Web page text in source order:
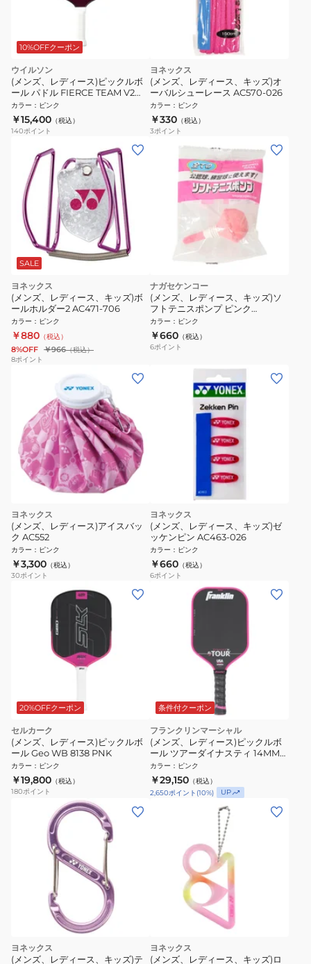
10%OFFクーポン
ウイルソン
(メンズ、レディース)ピックルボ
ール パドル FIERCE TEAM V2
PINK WR89139011U2
カラー ： ピンク
￥15,400 （税込）
140ポイント
ヨネックス
(メンズ、レディース、キッズ)オ
ーバルシューレース AC570-026
カラー ： ピンク
￥330 （税込）
3ポイント
SALE
ヨネックス
(メンズ、レディース、キッズ)ボ
ールホルダー2 AC471-706
カラー ： ピンク
￥880 （税込）
8%OFF ￥966（税込）
8ポイント
ナガセケンコー
(メンズ、レディース、キッズ)ソ
フトテニスポンプ ピンク
TSPHP1-V-P-C
カラー ： ピンク
￥660 （税込）
6ポイント
ヨネックス
(メンズ、レディース)アイスバッ
ク AC552
カラー ： ピンク
￥3,300 （税込）
30ポイント
ヨネックス
(メンズ、レディース、キッズ)ゼ
ッケンピン AC463-026
カラー ： ピンク
￥660 （税込）
6ポイント
20%OFFクーポン
セルカーク
(メンズ、レディース)ピックルボ
ール Geo WB 8138 PNK
カラー ： ピンク
￥19,800 （税込）
180ポイント
条件付クーポン
フランクリンマーシャル
(メンズ、レディース)ピックルボ
ール ツアーダイナスティ 14MM
PINK 52968C2
カラー ： ピンク
￥29,150 （税込）
2,650ポイント (10%) UP
ヨネックス
(メンズ、レディース、キッズ)テ
ヨネックス
(メンズ、レディース、キッズ)ロ